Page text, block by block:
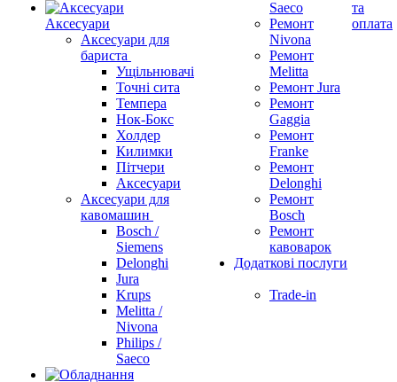
Аксесуари
Аксесуари для
бариста
Ущільнювачі
Точні сита
Темпера
Нок-Бокс
Холдер
Килимки
Пітчери
Аксесуари
Аксесуари для
кавомашин
Bosch /
Siemens
Delonghi
Jura
Krups
Melitta /
Nivona
Philips /
Saeco
Saeco
Ремонт
Nivona
Ремонт
Melitta
Ремонт Jura
Ремонт
Gaggia
Ремонт
Franke
Ремонт
Delonghi
Ремонт
Bosch
Ремонт
кавоварок
Додаткові послуги
Trade-in
та
оплата